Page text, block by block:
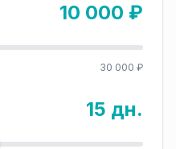
10 000 ₽
30 000 ₽
15 дн.